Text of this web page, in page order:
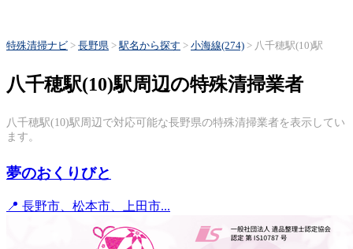
特殊清掃ナビ > 長野県 >駅名から探す > 小海線(274) > 八千穂駅(10)駅
八千穂駅(10)駅周辺の特殊清掃業者
八千穂駅(10)駅周辺で対応可能な長野県の特殊清掃業者を表示してい
ます。
夢のおくりびと
📍 長野市、松本市、上田市...